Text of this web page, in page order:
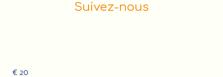
Suivez-nous
€ 20